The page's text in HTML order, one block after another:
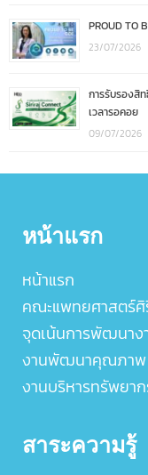
PROUD
23/07/2026
การรับรองสิ
เวลารอคอย
09/07/2026
หน้าแรก
หน้าแรก
คณะแพทยศาสตร์ศิ
จุดเน้นการพัฒนาง
งานพัฒนาคุณภาพ
งานบริหารทรัพยา
สาระความรู้